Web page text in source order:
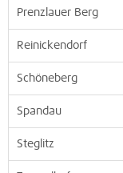
Prenzlauer Berg
Reinickendorf
Schöneberg
Spandau
Steglitz